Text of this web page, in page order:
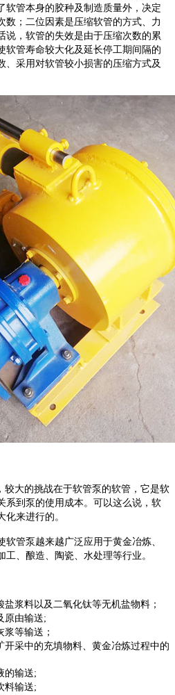
软管本身的胶种及制造质量外，决定
数；二位因素是压缩软管的方式、力
说，软管的失效是由于压缩次数的累
软管寿命较大化及延长停工期间隔的
、采用对软管较小损害的压缩方式及
较大的挑战在于软管泵 的软管，它是软
系到泵的使用成本。可以这么说， 软
化来进行的。
软管泵 越来越广泛应用于黄金冶炼、
、酿造、陶瓷、水处理等行业。
浆料以及二氧化钛等无机盐物料；
原由输送;
等输送；
开采中的充填物料、黄金冶炼过程中的
的输送;
料输送;